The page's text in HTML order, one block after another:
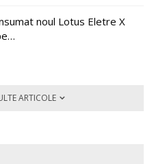
noul Lotus Eletre X
ARTICOLE